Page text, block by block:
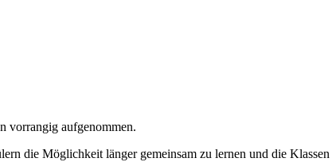
vorrangig aufgenommen.
die Möglichkeit länger gemeinsam zu lernen und die